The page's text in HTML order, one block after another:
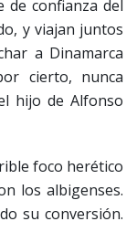
de confianza del
y viajan juntos
a Dinamarca
cierto, nunca
hijo de Alfonso
foco herético
los albigenses.
su conversión.